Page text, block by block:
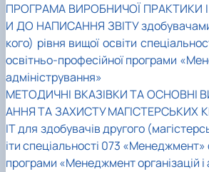
ПРОГРАМА ВИРОБНИЧОЇ ПРАКТИКИ
И ДО НАПИСАННЯ ЗВІТУ здобувачами
кого) рівня вищої освіти
освітньо-професійної програми
адміністрування»
МЕТОДИЧНІ ВКАЗІВКИ ТА
АННЯ ТА ЗАХИСТУ МАГІСТЕРСЬКИХ
ІТ для здобувачів другого
іти спеціальності 073 «Менеджмент»
програми «Менеджмент організацій і